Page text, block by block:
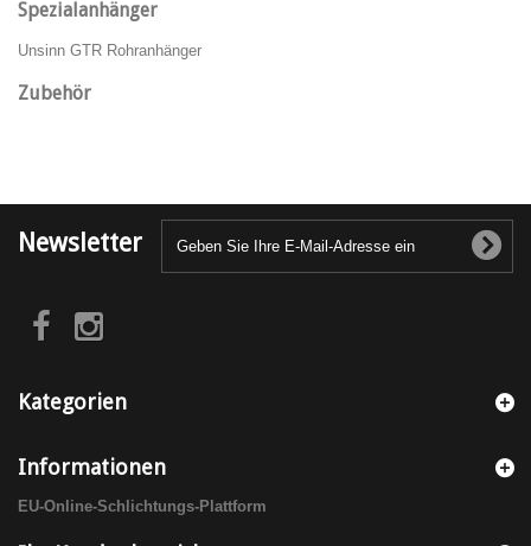
Spezialanhänger
Unsinn GTR Rohranhänger
Zubehör
Newsletter
Kategorien
Informationen
EU-Online-Schlichtungs-Plattform